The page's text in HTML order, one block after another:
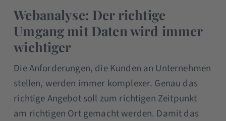
Webanalyse: Der richtige
Umgang mit Daten wird immer
wichtiger
Die Anforderungen, die Kunden an Unternehmen
stellen, werden immer komplexer. Genau das
richtige Angebot soll zum richtigen Zeitpunkt
am richtigen Ort gemacht werden. Damit das